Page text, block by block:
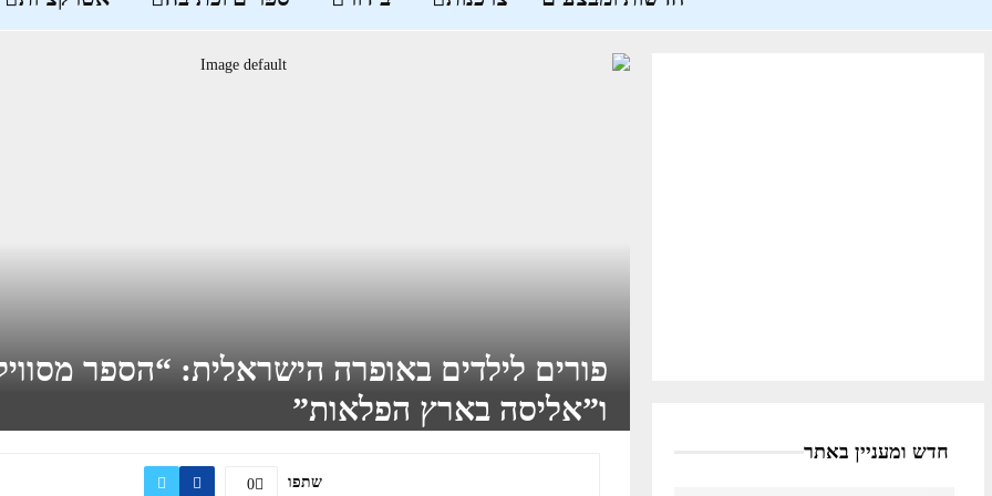
פורים לילדים באופרה הישראלית: “הספר
ו”אליסה בארץ הפלאות”
שתפו 0
חדש ומעניין באתר